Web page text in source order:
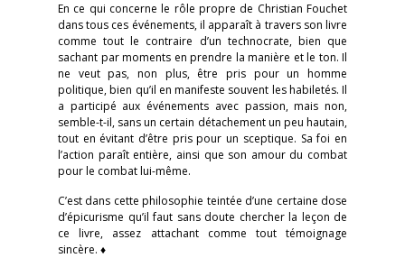
En ce qui concerne le rôle propre de Christian Fouchet
dans tous ces événements, il apparaît à travers son livre
comme tout le contraire d’un technocrate, bien que
sachant par moments en prendre la manière et le ton. Il
ne veut pas, non plus, être pris pour un homme
politique, bien qu’il en manifeste souvent les habiletés. Il
a participé aux événements avec passion, mais non,
semble-t-il, sans un certain détachement un peu hautain,
tout en évitant d’être pris pour un sceptique. Sa foi en
l’action paraît entière, ainsi que son amour du combat
pour le combat lui-même.
C’est dans cette philosophie teintée d’une certaine dose
d’épicurisme qu’il faut sans doute chercher la leçon de
ce livre, assez attachant comme tout témoignage
sincère. ♦